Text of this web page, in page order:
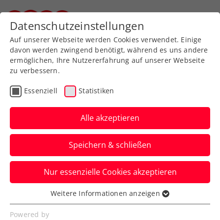
Zurück zur Newsübersicht
Kids & Jugend
Tennis Schulcup 2025/26
– Aufschlag Richtung
Bundesfinale
Schultennis. Teamgeist. Emotionen.
Datenschutzeinstellungen
Auf unserer Webseite werden Cookies verwendet. Einige
davon werden zwingend benötigt, während es uns andere
ermöglichen, Ihre Nutzererfahrung auf unserer Webseite
zu verbessern.
Essenziell Statistiken
Alle akzeptieren
Speichern & schließen
Nur essenzielle Cookies akzeptieren
Essenziell
Essenzielle Cookies werden für grundlegende
Weitere Informationen anzeigen
Powered by